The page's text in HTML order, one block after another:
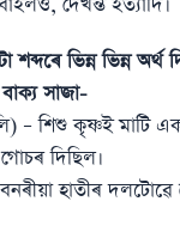
ভিন্ন ভিন্ন অর্থ
বাক্য সাজা-
– শিশু কৃষ্ণই মাটি
দিছিল।
হাতীৰ দলটোৱে